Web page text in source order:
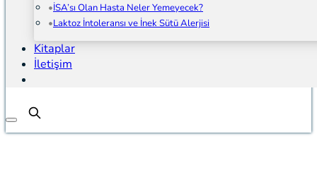
İSA’sı Olan Hasta Neler Yemeyecek?
Laktoz İntoleransı ve İnek Sütü Alerjisi
Kitaplar
İletişim